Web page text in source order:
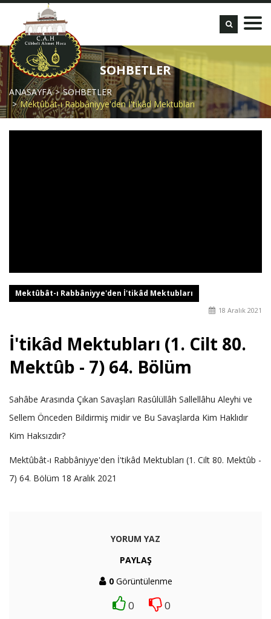
SOHBETLER
ANASAYFA
SOHBETLER
Mektûbât-ı Rabbâniyye'den İ'tikâd Mektubları
Mektûbât-ı Rabbâniyye'den İ'tikâd Mektubları
18 Aralık 2021
İ'tikâd Mektubları (1. Cilt 80.
Mektûb - 7) 64. Bölüm
Sahâbe Arasında Çıkan Savaşları Rasûlüllâh Sallellâhu Aleyhi ve
Sellem Önceden Bildirmiş midir ve Bu Savaşlarda Kim Haklıdır
Kim Haksızdır?
Mektûbât-ı Rabbâniyye'den İ'tikâd Mektubları (1. Cilt 80. Mektûb -
7) 64. Bölüm 18 Aralık 2021
YORUM YAZ
PAYLAŞ
0Görüntülenme
0 0